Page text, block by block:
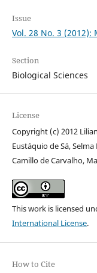
Issue
Vol. 28 No. 3 (2012):
Section
Biological Sciences
License
Copyright (c) 2012
Eustáquio de Sá,
Camillo de Carvalho,
This work is licensed
International License.
How to Cite